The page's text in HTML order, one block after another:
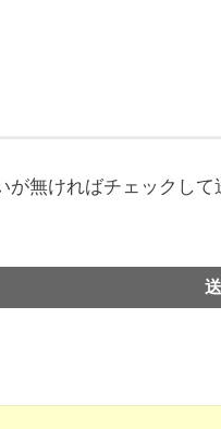
が無ければチェックして